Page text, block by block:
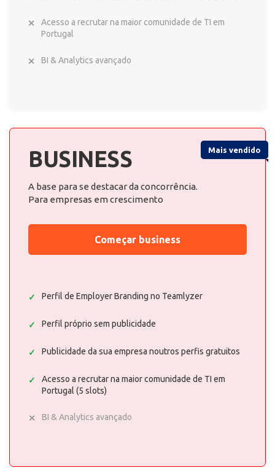
Acesso a recrutar na maior comunidade de TI em
Portugal
BI & Analytics avançado
Mais vendido
BUSINESS
A base para se destacar da concorrência.
Para empresas em crescimento
Começar business
Perfil de Employer Branding no Teamlyzer
Perfil próprio sem publicidade
Publicidade da sua empresa noutros perfis gratuitos
Acesso a recrutar na maior comunidade de TI em
Portugal (5 slots)
BI & Analytics avançado